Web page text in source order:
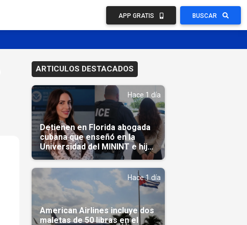
APP GRATIS BUSCAR
ARTICULOS DESTACADOS
Hace 1 día
Detienen en Florida abogada
cubana que enseñó en la
Universidad del MININT e hija
de diplomático cubano
Hace 1 día
American Airlines incluye dos
maletas de 50 libras en el